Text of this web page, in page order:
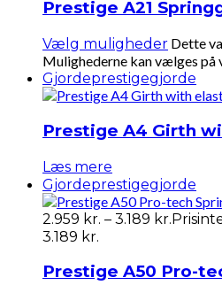
Prestige A21
Vælg muligheder Dette
Mulighederne kan vælges på
Gjordeprestigegjorde
Prestige A4 Girth
Læs mere
Gjordeprestigegjorde
2.959 kr. – 3.189 kr.
3.189 kr.
Prestige A50 Pro-